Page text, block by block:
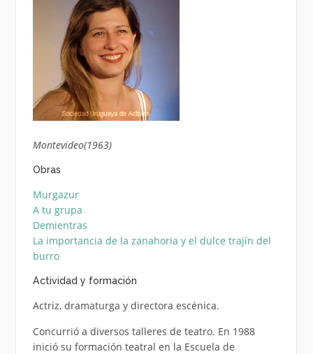
Montevideo(1963)
Obras
Murgazur
A tu grupa
Demientras
La importancia de la zanahoria y el dulce trajín del
burro
Actividad y formación
Actriz, dramaturga y directora escénica.
Concurrió a diversos talleres de teatro. En 1988
inició su formación teatral en la Escuela de